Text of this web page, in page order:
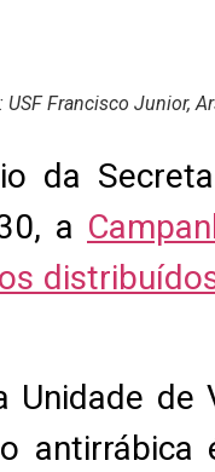
Francisco Junior,
da
a
Unidade